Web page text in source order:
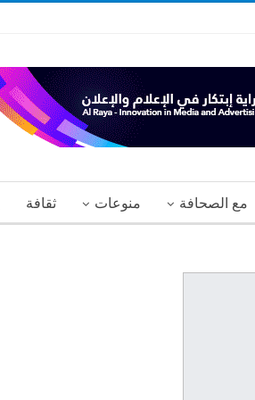
مع الصحافة منوعات ثقافة